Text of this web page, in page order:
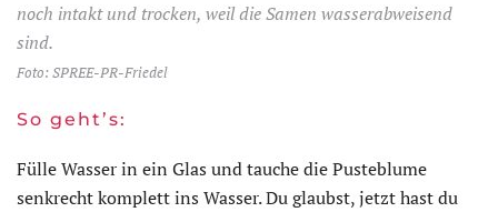
noch intakt und trocken, weil die Samen wasserabweisend
sind.
Foto: SPREE-PR-Friedel
So geht’s:
Fülle Wasser in ein Glas und tauche die Pusteblume
senkrecht komplett ins Wasser. Du glaubst, jetzt hast du